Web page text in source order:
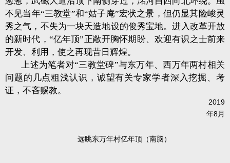
不见当年“三教堂”和“姑子庵”宏状之景，但仍显其险峻灵
秀之气，不失为一块天造地设的俊秀宝地。进入改革开放
的新时代，“亿年顶”正敞开胸怀期盼、欢迎有识之士前来
开发、利用，使之再现昔日辉煌。
上述为笔者对“三教堂碑”与东万年、西万年两村相关
问题的几点粗浅认识，诚望有关专家学者深入挖掘、考
证，不吝赐教。
2019
年8月
远眺东万年村亿年顶（南脑）